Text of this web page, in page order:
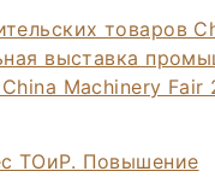
товаров
выставка
Machinery Fair
ТОиР. Повышение